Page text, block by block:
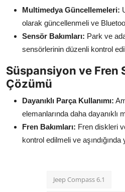
Multimedya Güncellemeleri:
olarak güncellenmeli ve
Sensör Bakımları: Park ve
sensörlerinin düzenli kontrol
Süspansiyon ve Fren
Çözümü
Dayanıklı Parça Kullanımı:
elemanlarında daha dayanıklı
Fren Bakımları: Fren diskleri
kontrol edilmeli ve aşındığında
Jeep Compass 6.1